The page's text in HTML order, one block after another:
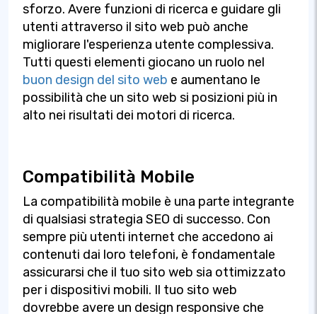
sforzo. Avere funzioni di ricerca e guidare gli
utenti attraverso il sito web può anche
migliorare l'esperienza utente complessiva.
Tutti questi elementi giocano un ruolo nel
buon design del sito web e aumentano le
possibilità che un sito web si posizioni più in
alto nei risultati dei motori di ricerca.
Compatibilità Mobile
La compatibilità mobile è una parte integrante
di qualsiasi strategia SEO di successo. Con
sempre più utenti internet che accedono ai
contenuti dai loro telefoni, è fondamentale
assicurarsi che il tuo sito web sia ottimizzato
per i dispositivi mobili. Il tuo sito web
dovrebbe avere un design responsive che